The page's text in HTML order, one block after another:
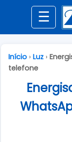
☰
Início ›Luz ›
telefone